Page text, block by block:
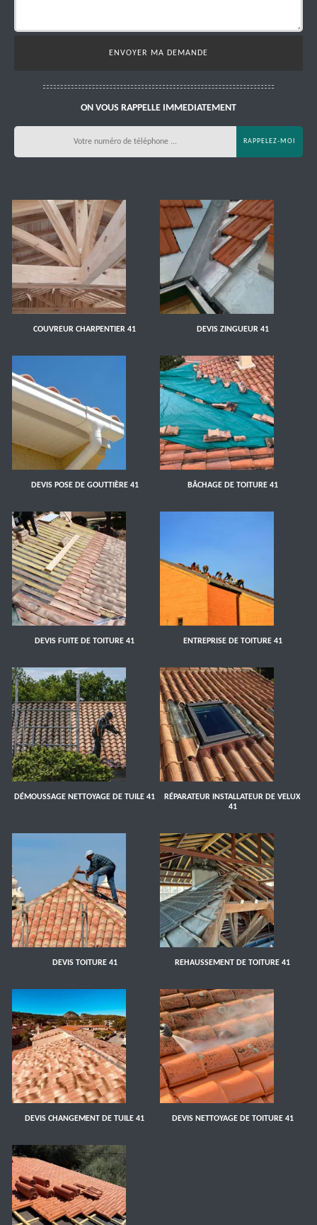
ON VOUS RAPPELLE IMMEDIATEMENT
COUVREUR CHARPENTIER 41 DEVIS ZINGUEUR 41
DEVIS POSE DE GOUTTIÈRE 41 BÂCHAGE DE TOITURE 41
DEVIS FUITE DE TOITURE 41 ENTREPRISE DE TOITURE 41
DÉMOUSSAGE NETTOYAGE DE TUILE 41
RÉPARATEUR INSTALLATEUR DE VELUX
41
DEVIS TOITURE 41 REHAUSSEMENT DE TOITURE 41
DEVIS CHANGEMENT DE TUILE 41 DEVIS NETTOYAGE DE TOITURE 41